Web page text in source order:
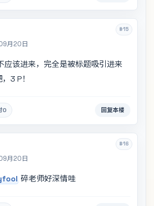
#15
月20日
应该进来，完全是被标题吸引进来
3 P！
0 回复本楼
#16
月20日
碎老师好深情哇